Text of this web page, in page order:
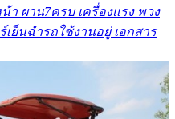
า ผาน7ครบ เครื่องแรง พวง
เย็นฉํารถใช้งานอยู่ เอกสาร